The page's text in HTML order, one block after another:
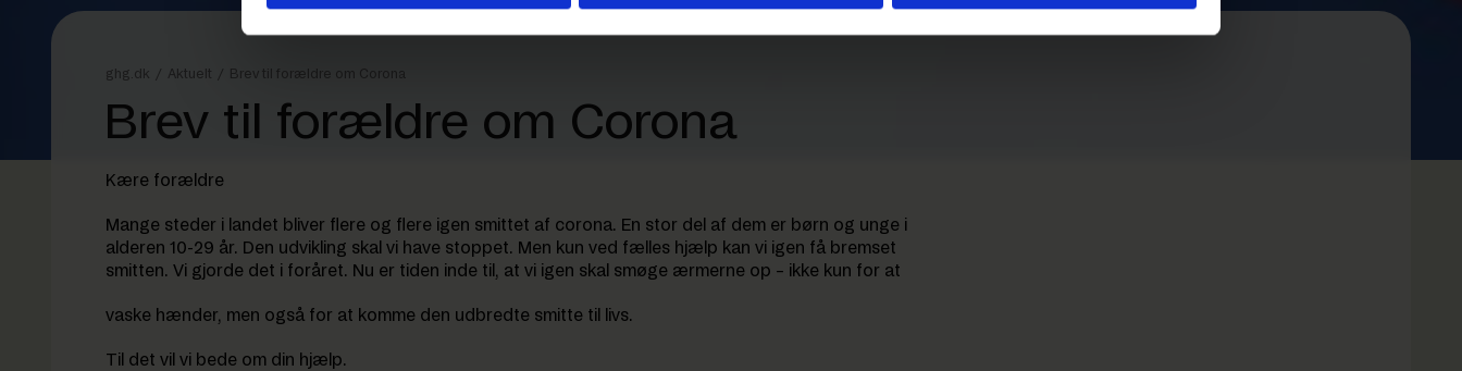
ghg.dk / Aktuelt / Brev til forældre om Corona
Brev til forældre om Corona
Kære forældre
Mange steder i landet bliver flere og flere igen smittet af corona. En stor del af dem er børn og unge i
alderen 10-29 år. Den udvikling skal vi have stoppet. Men kun ved fælles hjælp kan vi igen få bremset
smitten. Vi gjorde det i foråret. Nu er tiden inde til, at vi igen skal smøge ærmerne op – ikke kun for at
vaske hænder, men også for at komme den udbredte smitte til livs.
Til det vil vi bede om din hjælp.